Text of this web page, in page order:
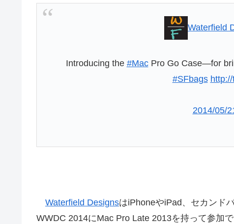
Waterfield
Introducing the #MacPro Go Case—for
#SFbags
2014/05/
Waterfield DesignsはiPhoneやiPad、セカンド
WWDC 2014にMac Pro Late 2013を持って参加